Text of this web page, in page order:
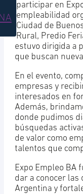
participar en
empleabilidad
Ciudad de
Rural, Predio
estuvo dirigida a
que buscan
En el evento,
empresas y
interesados en
Además,
donde pudimos
búsquedas
de valor como
talentos que
Expo Empleo BA
dar a conocer las
Argentina y